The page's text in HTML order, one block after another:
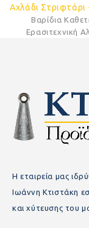
Βαρίδια
Ερασιτεχνική
Η εταιρεία μας
Ιωάννη Κτιστάκη
και χύτευσης του